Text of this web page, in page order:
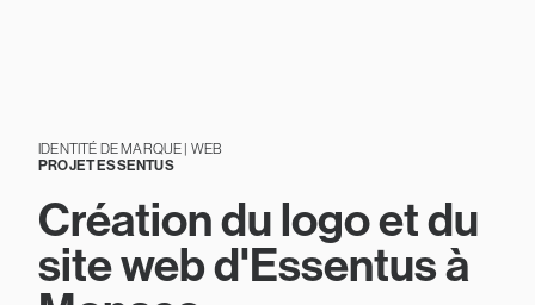
IDENTITÉ DE MARQUE | WEB
PROJET ESSENTUS
Création du logo et du
site web d'Essentus à